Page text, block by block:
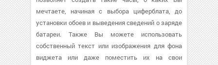
мечтаете, начиная с выбора циферблата, до
установки обоев и выведения сведений о заряде
батареи. Также Вы можете использовать
собственный текст или изображения для фона
виджета или даже поместить их на свои